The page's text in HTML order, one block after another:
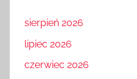
sierpień 2026
lipiec 2026
czerwiec 2026